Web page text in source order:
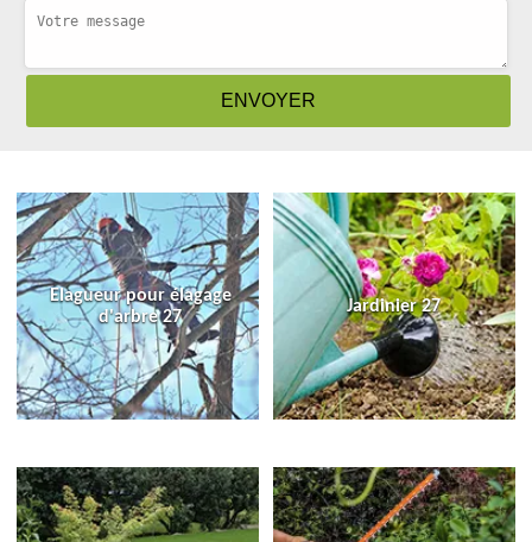
Elagueur pour élagage
d'arbre 27
Jardinier 27